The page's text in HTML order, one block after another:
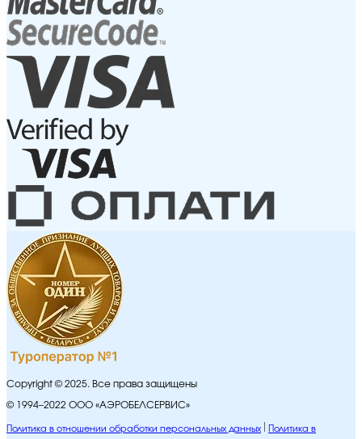
Copyright © 2025. Все права защищены
© 1994–2022 ООО «АЭРОБЕЛСЕРВИС»
Политика в отношении обработки персональных данных
Политика в